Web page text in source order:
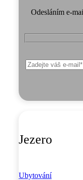
Odesláním e-
Jezero
Ubytování